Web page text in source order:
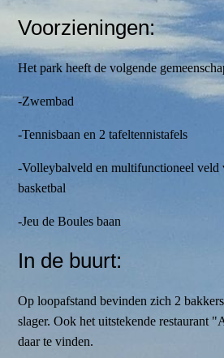
Voorzieningen:
Het park heeft de volgende
-Zwembad
-Tennisbaan en 2 tafeltennistafels
-Volleybalveld en multifunctioneel veld
basketbal
-Jeu de Boules baan
In de buurt:
Op loopafstand bevinden zich 2
slager. Ook het uitstekende restaurant
daar te vinden.